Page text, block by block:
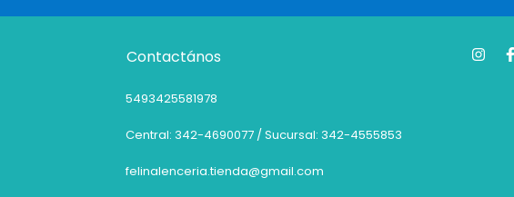
Contactános
5493425581978
Central: 342-4690077 / Sucursal: 342-4555853
felinalenceria.tienda@gmail.com